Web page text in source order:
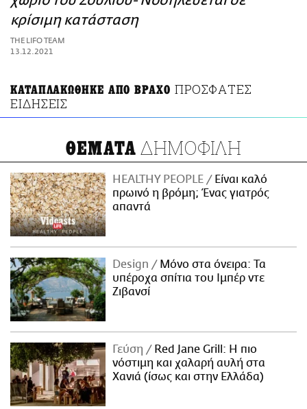
ΑΜΠΑ
PRINT
κρίσιμη κατάσταση
THE LIFO TEAM
13.12.2021
ΚΑΤΑΠΛΑΚΩΘΗΚΕ ΑΠΟ ΒΡΑΧΟ ΠΡΟΣΦΑΤΕΣ
ΕΙΔΗΣΕΙΣ
ΘΕΜΑΤΑ ΔΗΜΟΦΙΛΗ
HEALTHY PEOPLE
Είναι καλό
πρωινό η βρόμη; Ένας γιατρός
απαντά
Design
Μόνο στα όνειρα: Τα
υπέροχα σπίτια του Ιμπέρ ντε
Ζιβανσί
Γεύση
Red Jane Grill: Η πιο
νόστιμη και χαλαρή αυλή στα
Χανιά (ίσως και στην Ελλάδα)